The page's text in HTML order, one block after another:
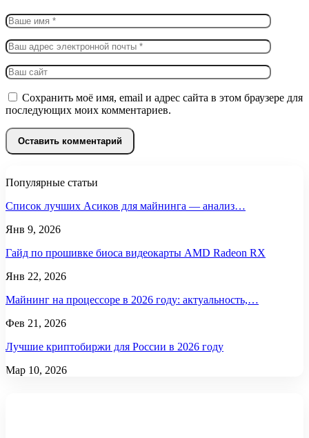
Сохранить моё имя, email и адрес сайта в этом браузере для
последующих моих комментариев.
Популярные статьи
Список лучших Асиков для майнинга — анализ…
Янв 9, 2026
Гайд по прошивке биоса видеокарты AMD Radeon RX
Янв 22, 2026
Майнинг на процессоре в 2026 году: актуальность,…
Фев 21, 2026
Лучшие криптобиржи для России в 2026 году
Мар 10, 2026